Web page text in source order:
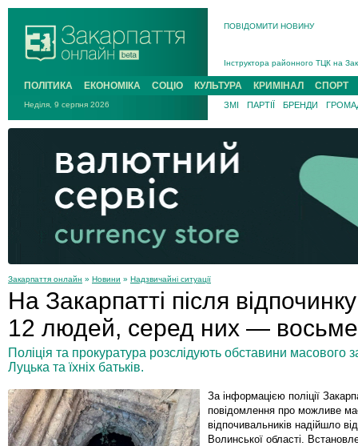
ПОВІДОМИТИ НОВИНУ
В Ужгороді 5 серпня
Підтвердили загибель
ПОЛІТИКА ЕКОНОМІКА СОЦІО КУЛЬТУРА КРИМІНАЛ СПОРТ
Неділя, 9 серпня 2026 ЗМІ ПАРТІЇ БРЕНДИ
Закарпаття онлайн » Новини » Надзвичайні ситуації
На Закарпатті після
12 людей, серед них —
Поліція та прокуратура розслідують обставини масового
Луцька та їхніх батьків.
За інформацією поліції
повідомлення про можливе
відпочивальників надійшло
Волинської області.